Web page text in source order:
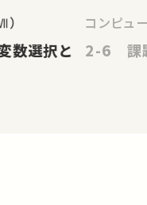
数選択と
コンピュ
2-6 課